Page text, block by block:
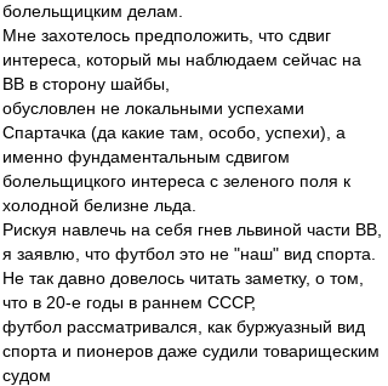
болельщицким делам.
Мне захотелось предположить, что сдвиг
интереса, который мы наблюдаем сейчас на
ВВ в сторону шайбы,
обусловлен не локальными успехами
Спартачка (да какие там, особо, успехи), а
именно фундаментальным сдвигом
болельщицкого интереса с зеленого поля к
холодной белизне льда.
Рискуя навлечь на себя гнев львиной части ВВ,
я заявлю, что футбол это не "наш" вид спорта.
Не так давно довелось читать заметку, о том,
что в 20-е годы в раннем СССР,
футбол рассматривался, как буржуазный вид
спорта и пионеров даже судили товарищеским
судом